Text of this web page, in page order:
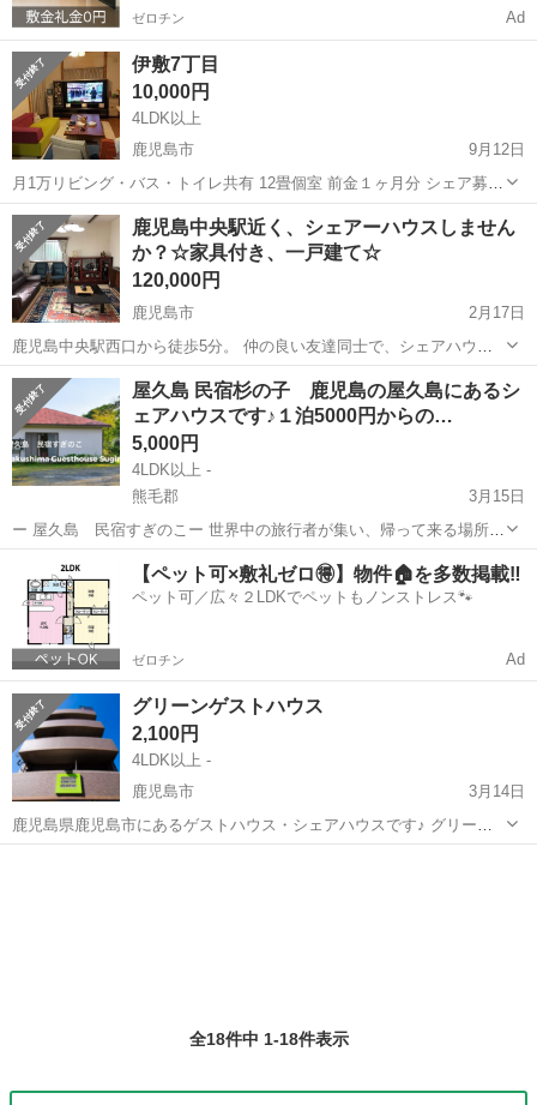
ゼロチン Ad
伊敷7丁目
10,000円
4LDK以上
鹿児島市
9月12日
月1万リビング・バス・トイレ共有 12畳個室 前金１ヶ月分 シェア募集
です。 ペット不可 光熱費2000円 子持ちの方は申し訳ありません。
鹿児島 鹿児島市 シェアハウス
鹿児島中央駅近く、シェアーハウスしません
か？☆家具付き、一戸建て☆
120,000円
鹿児島市
2月17日
鹿児島中央駅西口から徒歩5分。 仲の良い友達同士で、シェアハウス
しませんか。 夏休みに友達とバケーションで使うのもおススメ。
★★★1ヶ月以上で契約可能。敷金礼金なし！ 屋根付き駐車場あり、
水道光熱費込み、月12万円からお...
鹿児島 鹿児島市 シェアハウス
屋久島 民宿杉の子 鹿児島の屋久島にあるシ
ェアハウスです♪１泊5000円からの…
5,000円
4LDK以上 -
熊毛郡
3月15日
ー 屋久島 民宿すぎのこー 世界中の旅行者が集い、帰って来る場所
を。 民宿すぎのこはそうした場所になりたいと思っています。 鹿児島
県の屋久島にある民宿・シェアハウスです。 1999年にオープンした
「民宿杉の子」が...
鹿児島 シェアハウス 屋久島
【ペット可×敷礼ゼロ🉐】物件🏠を多数掲載‼️
ペット可／広々２LDKでペットもノンストレス🐾
ゼロチン Ad
グリーンゲストハウス
2,100円
4LDK以上 -
鹿児島市
3月14日
鹿児島県鹿児島市にあるゲストハウス・シェアハウスです♪ グリーン
ゲストハウスは、ホテルや旅館などとはひと味違った素泊まり主体の
全18件中 1-18件表示